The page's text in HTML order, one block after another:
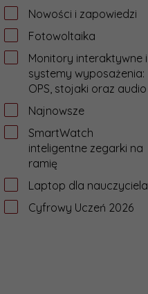
Nowości i zapowiedzi
Fotowoltaika
Monitory interaktywne i
systemy wyposażenia:
OPS, stojaki oraz audio
Najnowsze
SmartWatch
inteligentne zegarki na
ramię
Laptop dla nauczyciela
Cyfrowy Uczeń 2026